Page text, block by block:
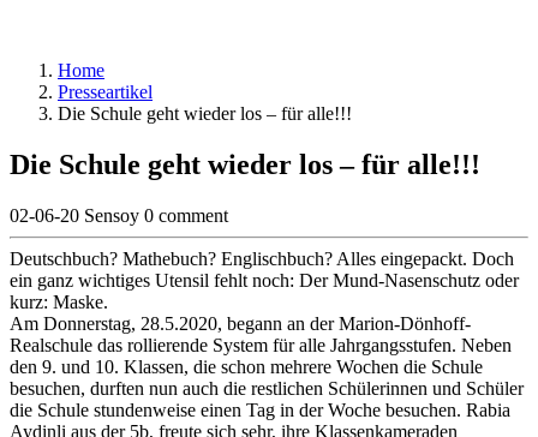
Home
Presseartikel
Die Schule geht wieder los – für alle!!!
Die Schule geht wieder los – für alle!!!
02-06-20 Sensoy 0 comment
Deutschbuch? Mathebuch? Englischbuch? Alles eingepackt. Doch
ein ganz wichtiges Utensil fehlt noch: Der Mund-Nasenschutz oder
kurz: Maske.
Am Donnerstag, 28.5.2020, begann an der Marion-Dönhoff-
Realschule das rollierende System für alle Jahrgangsstufen. Neben
den 9. und 10. Klassen, die schon mehrere Wochen die Schule
besuchen, durften nun auch die restlichen Schülerinnen und Schüler
die Schule stundenweise einen Tag in der Woche besuchen. Rabia
Aydinli aus der 5b, freute sich sehr, ihre Klassenkameraden